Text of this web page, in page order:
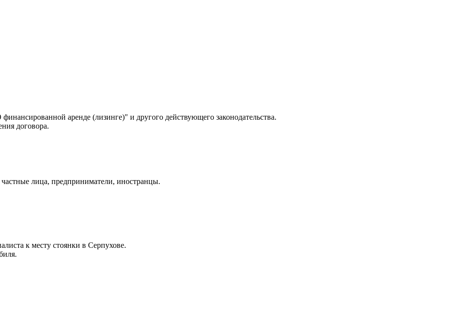
аренде (лизинге)" и другого действующего законодательства.
договора.
лица, предприниматели, иностранцы.
к месту стоянки в Серпухове.